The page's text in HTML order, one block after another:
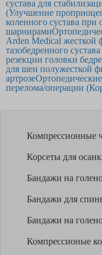
сустава для
(Улучшение
коленного сустава при
шарнирами
Arden Medical жесткой
тазобедренного
резекции головки
для шеи полужесткой
артрозе
перелома/операции
Компрессионные
Корсеты для
Бандажи на
Бандажи для
Бандажи на
Компрессионые